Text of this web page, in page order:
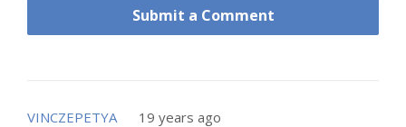
Submit a Comment
VINCZEPETYA 19 years ago